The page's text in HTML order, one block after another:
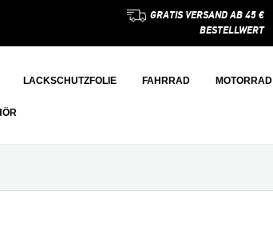
GRATIS VERSAND AB 45 €
BESTELLWERT
LACKSCHUTZFOLIE FAHRRAD MOTORRAD